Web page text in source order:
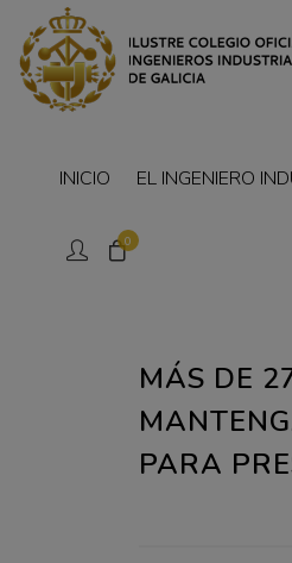
0
INICIO EL INGENIERO
MÁS DE
PARA